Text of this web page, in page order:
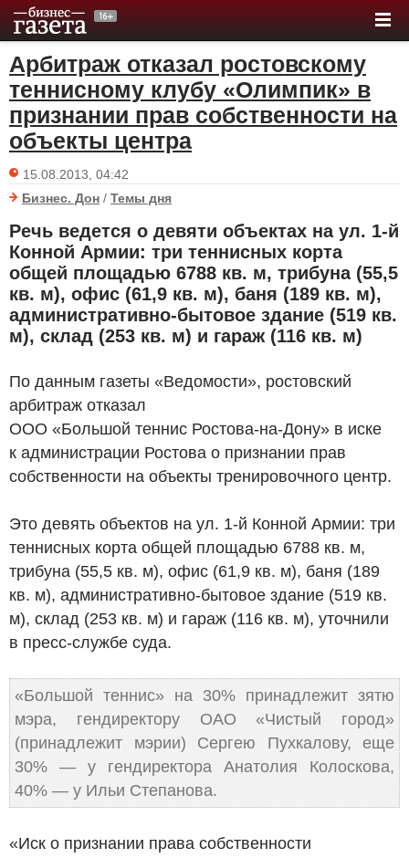
Арбитраж отказал ростовскому
теннисному клубу «Олимпик» в
признании прав собственности на
объекты центра
15.08.2013, 04:42
Бизнес. Дон / Темы дня
Речь ведется о девяти объектах на ул. 1-й
Конной Армии: три теннисных корта
общей площадью 6788 кв. м, трибуна (55,5
кв. м), офис (61,9 кв. м), баня (189 кв. м),
административно-бытовое здание (519 кв.
м), склад (253 кв. м) и гараж (116 кв. м)
По данным газеты «Ведомости», ростовский
арбитраж отказал
ООО «Большой теннис Ростова-на-Дону» в иске
к администрации Ростова о признании прав
собственности на объекты тренировочного центр.
Это девять объектов на ул. 1-й Конной Армии: три
теннисных корта общей площадью 6788 кв. м,
трибуна (55,5 кв. м), офис (61,9 кв. м), баня (189
кв. м), административно-бытовое здание (519 кв.
м), склад (253 кв. м) и гараж (116 кв. м), уточнили
в пресс-службе суда.
«Большой теннис» на 30% принадлежит зятю
мэра, гендиректору ОАО «Чистый город»
(принадлежит мэрии) Сергею Пухкалову, еще
30% — у гендиректора Анатолия Колоскова,
40% — у Ильи Степанова.
«Иск о признании права собственности